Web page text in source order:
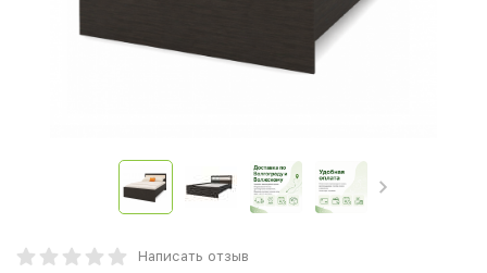
Написать отзыв